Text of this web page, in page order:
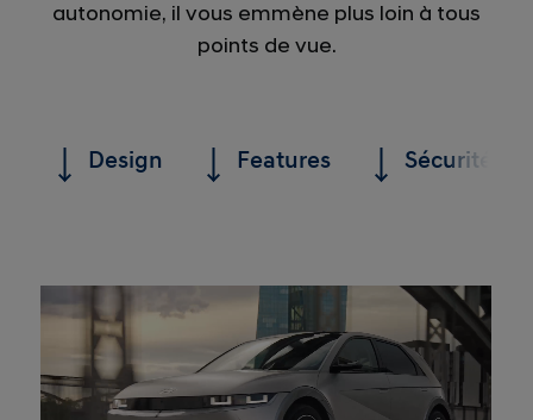
autonomie, il vous emmène plus loin à tous
points de vue.
Design Features Sécurité